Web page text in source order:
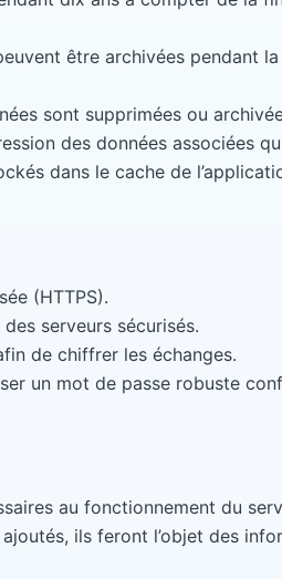
être archivées pendant
sont supprimées ou
des données associées
dans le cache de
(HTTPS).
serveurs sécurisés.
de chiffrer les échanges.
un mot de passe robuste
au fonctionnement du
ils feront l’objet des